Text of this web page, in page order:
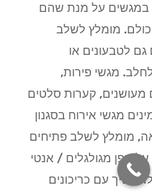
במגשים על מנת שהם
מומלץ לשלב
לטבעונים או
מגשי פירות,
מעושנים, קערות סלטים
מגשי אירוח בסגנון
מומלץ לשלב פתיחים
גפן מגולגלים / אנטי
עם כריכונים